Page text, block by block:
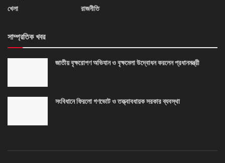
খেলা
রাজনীতি
সাম্প্রতিক খবর
জাতীয় বৃক্ষরোপণ অভিযান ও বৃক্ষমেলা উদ্বোধন করলেন প্রধানমন্ত্রী
সংবিধানে ফিরলো গণভোট ও তত্ত্বাবধায়ক সরকার ব্যবস্থা